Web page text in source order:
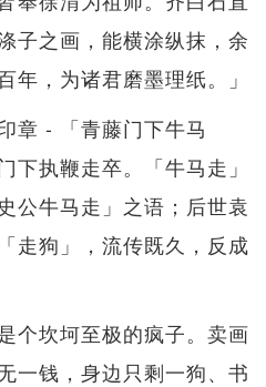
子之画，能横涂纵抹，余
年，为诸君磨墨理纸。」
章 - 「青藤门下牛马
下执鞭走卒。「牛马走」
公牛马走」之语；后世袁
走狗」，流传既久，反成
个坎坷至极的疯子。卖画
一钱，身边只剩一狗、书